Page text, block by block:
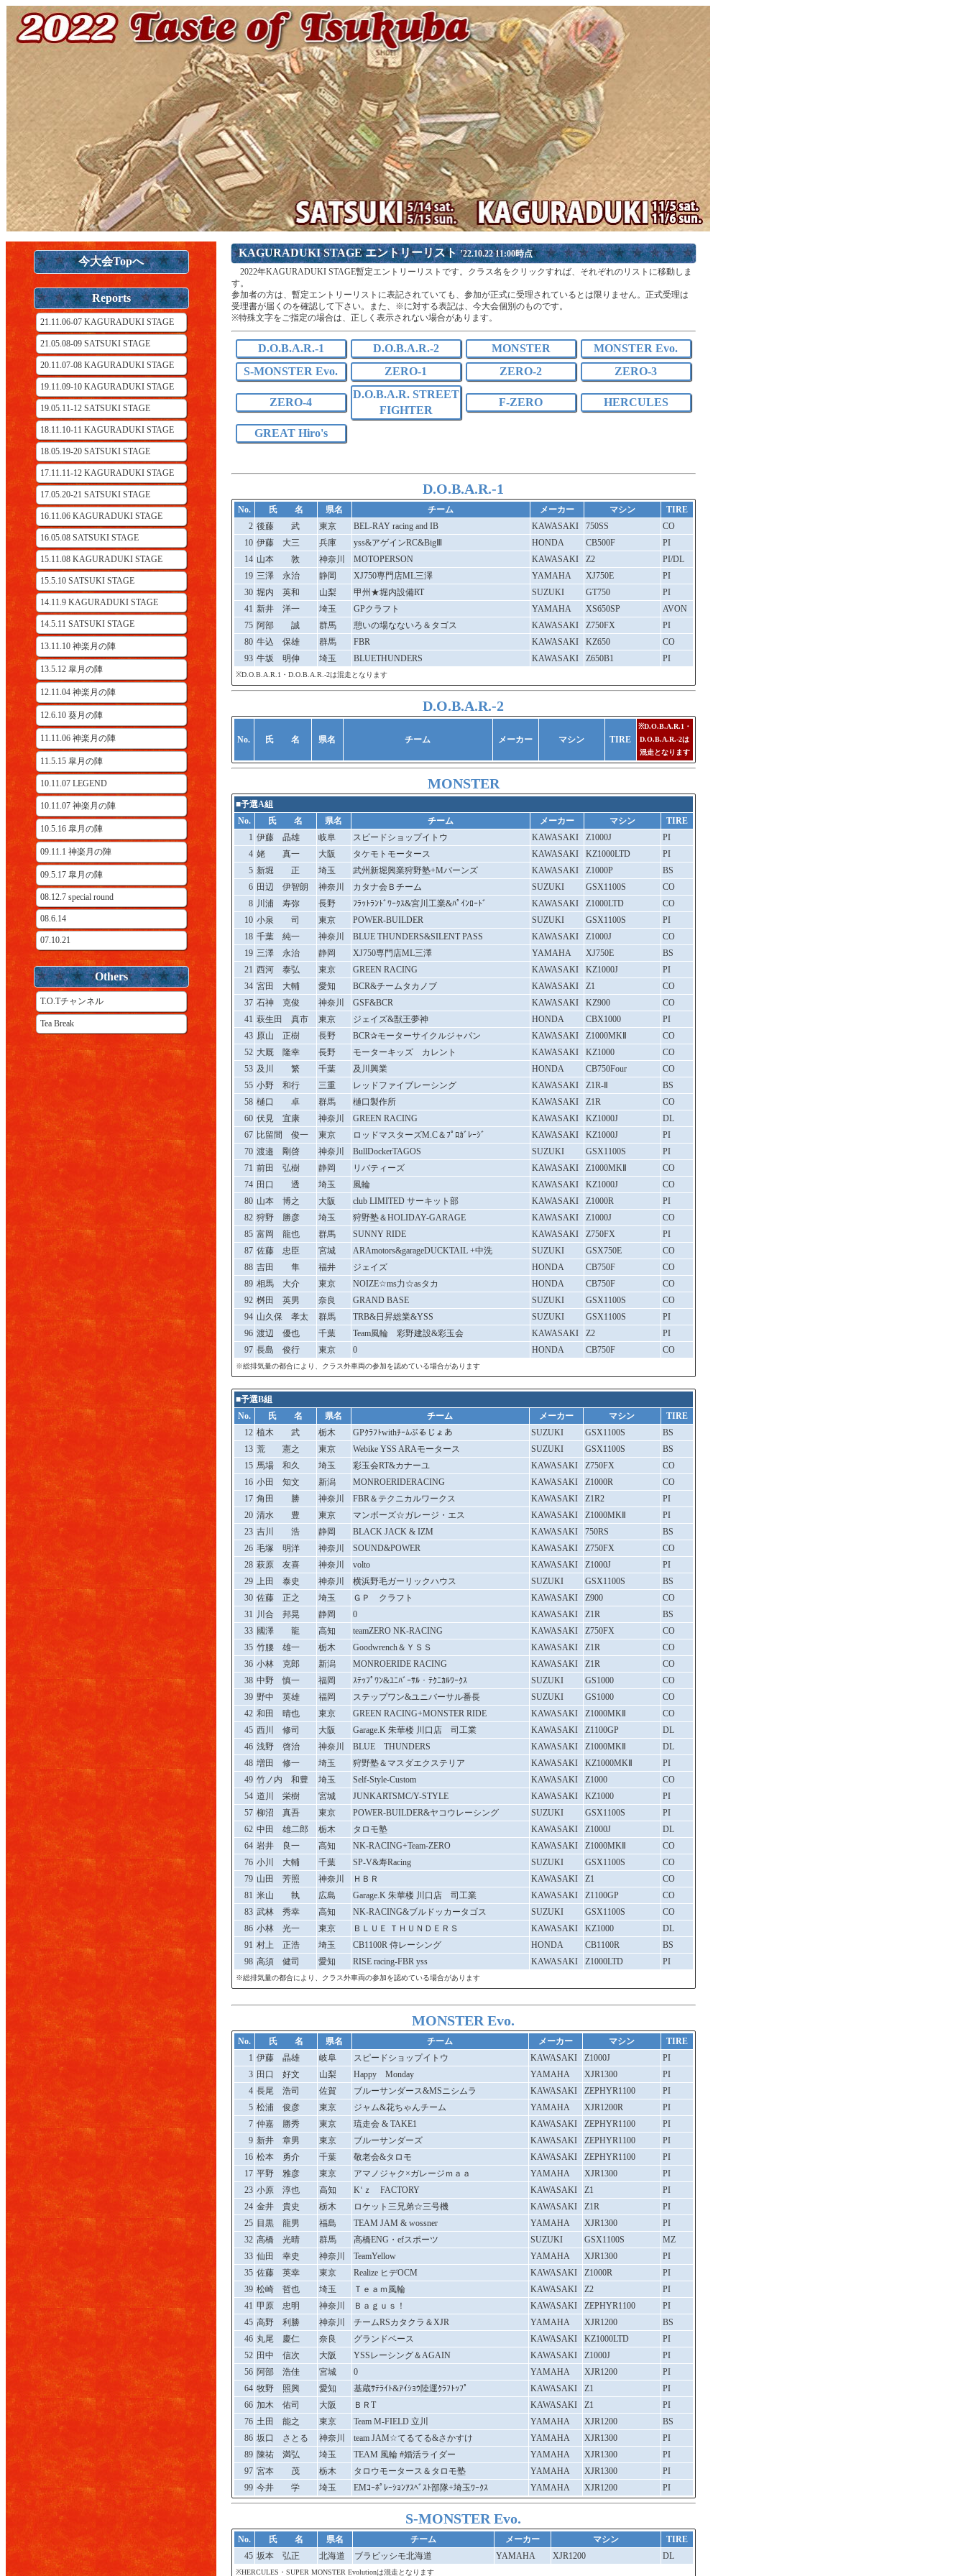
今大会Topへ
Reports
21.11.06-07 KAGURADUKI STAGE
21.05.08-09 SATSUKI STAGE
20.11.07-08 KAGURADUKI STAGE
19.11.09-10 KAGURADUKI STAGE
19.05.11-12 SATSUKI STAGE
18.11.10-11 KAGURADUKI STAGE
18.05.19-20 SATSUKI STAGE
17.11.11-12 KAGURADUKI STAGE
17.05.20-21 SATSUKI STAGE
16.11.06 KAGURADUKI STAGE
16.05.08 SATSUKI STAGE
15.11.08 KAGURADUKI STAGE
15.5.10 SATSUKI STAGE
14.11.9 KAGURADUKI STAGE
14.5.11 SATSUKI STAGE
13.11.10 神楽月の陣
13.5.12 皐月の陣
12.11.04 神楽月の陣
12.6.10 葵月の陣
11.11.06 神楽月の陣
11.5.15 皐月の陣
10.11.07 LEGEND
10.11.07 神楽月の陣
10.5.16 皐月の陣
09.11.1 神楽月の陣
09.5.17 皐月の陣
08.12.7 special round
08.6.14
07.10.21
Others
T.O.Tチャンネル
Tea Break
KAGURADUKI STAGE エントリーリスト’22.10.22 11:00時点
2022年KAGURADUKI STAGE暫定エントリーリストです。クラス名をクリックすれば、それぞれのリストに移動しま
す。
参加者の方は、暫定エントリーリストに表記されていても、参加が正式に受理されているとは限りません。正式受理は
受理書が届くのを確認して下さい。また、※に対する表記は、今大会個別のものです。
※特殊文字をご指定の場合は、正しく表示されない場合があります。
D.O.B.A.R.-1 D.O.B.A.R.-2 MONSTER
MONSTER Evo.
S-MONSTER Evo.
ZERO-1 ZERO-2 ZERO-3
ZERO-4
D.O.B.A.R. STREET
FIGHTER
F-ZERO HERCULES
GREAT Hiro's
D.O.B.A.R.-1
No. 氏 名 県名 チーム メーカー マシン
TIRE
2 後藤 武 東京 BEL-RAY racing and IB KAWASAKI 750SS
CO
10 伊藤 大三 兵庫 yss&アゲインRC&BigⅢ HONDA CB500F
PI
14 山本 敦 神奈川 MOTOPERSON KAWASAKI Z2
PI/DL
19 三澤 永治 静岡 XJ750専門店ML三澤 YAMAHA XJ750E
PI
30 堀内 英和 山梨 甲州★堀内設備RT SUZUKI GT750
PI
41 新井 洋一 埼玉 GPクラフト YAMAHA XS650SP
AVON
75 阿部 誠 群馬 憩いの場なないろ＆タゴス KAWASAKI Z750FX
PI
80 牛込 保雄 群馬 FBR KAWASAKI KZ650
CO
93 牛坂 明伸 埼玉 BLUETHUNDERS KAWASAKI Z650B1 PI
※D.O.B.A.R.1・D.O.B.A.R.-2は混走となります
D.O.B.A.R.-2
No. 氏 名 県名 チーム メーカー マシン TIRE
※D.O.B.A.R.1・
D.O.B.A.R.-2は
混走となります
MONSTER
■予選A組
No.
氏 名 県名 チーム メーカー マシン
TIRE
1 伊藤 晶雄 岐阜 スピードショップイトウ KAWASAKI Z1000J
PI
4 姥 真一 大阪 タケモトモータース KAWASAKI KZ1000LTD
PI
5 新堀 正 埼玉 武州新堀興業狩野塾+Mバーンズ KAWASAKI Z1000P
BS
6 田辺 伊智朗 神奈川 カタナ会Ｂチーム SUZUKI GSX1100S
CO
8 川浦 寿弥 長野 ﾌﾗｯﾄﾗﾝﾄﾞﾜｰｸｽ&宮川工業&ﾊﾟｲﾝﾛｰﾄﾞ KAWASAKI Z1000LTD
CO
10 小泉 司 東京 POWER-BUILDER SUZUKI GSX1100S
PI
18 千葉 純一 神奈川 BLUE THUNDERS&SILENT PASS KAWASAKI Z1000J
CO
19 三澤 永治 静岡 XJ750専門店ML三澤 YAMAHA XJ750E
BS
21 西河 泰弘 東京 GREEN RACING KAWASAKI KZ1000J
PI
34 宮田 大輔 愛知 BCR&チームタカノブ KAWASAKI Z1
CO
37 石神 克俊 神奈川 GSF&BCR KAWASAKI KZ900
CO
41 萩生田 真市 東京 ジェイズ&獣王夢神 HONDA CBX1000
PI
43 原山 正樹 長野 BCR✰モーターサイクルジャパン KAWASAKI Z1000MKⅡ
CO
52 大厩 隆幸 長野 モーターキッズ カレント KAWASAKI KZ1000
CO
53 及川 繁 千葉 及川興業 HONDA CB750Four
CO
55 小野 和行 三重 レッドファイブレーシング KAWASAKI Z1R-Ⅱ
BS
58 樋口 卓 群馬 樋口製作所 KAWASAKI Z1R
CO
60 伏見 宜康 神奈川 GREEN RACING KAWASAKI KZ1000J
DL
67 比留間 俊一 東京 ロッドマスターズM.C＆ﾌﾟﾛｶﾞﾚｰｼﾞ KAWASAKI KZ1000J
PI
70 渡邉 剛啓 神奈川 BullDockerTAGOS SUZUKI GSX1100S
PI
71 前田 弘樹 静岡 リバティーズ KAWASAKI Z1000MKⅡ
CO
74 田口 透 埼玉 風輪 KAWASAKI KZ1000J
CO
80 山本 博之 大阪 club LIMITED サーキット部 KAWASAKI Z1000R
PI
82 狩野 勝彦 埼玉 狩野塾＆HOLIDAY-GARAGE KAWASAKI Z1000J
CO
85 富岡 龍也 群馬 SUNNY RIDE KAWASAKI Z750FX
PI
87 佐藤 忠臣 宮城 ARAmotors&garageDUCKTAIL +中洗 SUZUKI GSX750E
CO
88 吉田 隼 福井 ジェイズ HONDA CB750F
CO
89 相馬 大介 東京 NOIZE☆ms力☆asタカ HONDA CB750F
CO
92 桝田 英男 奈良 GRAND BASE SUZUKI GSX1100S
CO
94 山久保 孝太 群馬 TRB&日昇総業&YSS SUZUKI GSX1100S
PI
96 渡辺 優也 千葉 Team風輪 彩野建設&彩玉会 KAWASAKI Z2
PI
97 長島 俊行 東京 0 HONDA CB750F CO
※総排気量の都合により、クラス外車両の参加を認めている場合があります
■予選B組
No.
氏 名 県名 チーム メーカー マシン
TIRE
12 植木 武 栃木 GPｸﾗﾌﾄwithﾁｰﾑぶるじょあ SUZUKI GSX1100S
BS
13 荒 憲之 東京 Webike YSS ARAモータース SUZUKI GSX1100S
BS
15 馬場 和久 埼玉 彩玉会RT&カナーユ KAWASAKI Z750FX
CO
16 小田 知文 新潟 MONROERIDERACING KAWASAKI Z1000R
CO
17 角田 勝 神奈川 FBR＆テクニカルワークス KAWASAKI Z1R2
PI
20 清水 豊 東京 マンボーズ☆ガレージ・エス KAWASAKI Z1000MKⅡ
PI
23 吉川 浩 静岡 BLACK JACK & IZM KAWASAKI 750RS
BS
26 毛塚 明洋 神奈川 SOUND&POWER KAWASAKI Z750FX
CO
28 萩原 友喜 神奈川 volto KAWASAKI Z1000J
PI
29 上田 泰史 神奈川 横浜野毛ガーリックハウス SUZUKI GSX1100S
BS
30 佐藤 正之 埼玉 ＧＰ クラフト KAWASAKI Z900
CO
31 川合 邦晃 静岡 0 KAWASAKI Z1R
BS
33 國澤 龍 高知 teamZERO NK-RACING KAWASAKI Z750FX
CO
35 竹腰 雄一 栃木 Goodwrench＆ＹＳＳ KAWASAKI Z1R
CO
36 小林 克郎 新潟 MONROERIDE RACING KAWASAKI Z1R
CO
38 中野 慎一 福岡 ｽﾃｯﾌﾟﾜﾝ&ﾕﾆﾊﾞｰｻﾙ・ﾃｸﾆｶﾙﾜｰｸｽ SUZUKI GS1000
CO
39 野中 英雄 福岡 ステップワン&ユニバーサル番長 SUZUKI GS1000
CO
42 和田 晴也 東京 GREEN RACING+MONSTER RIDE KAWASAKI Z1000MKⅡ
CO
45 西川 修司 大阪 Garage.K 朱華楼 川口店 司工業 KAWASAKI Z1100GP
DL
46 浅野 啓治 神奈川 BLUE THUNDERS KAWASAKI Z1000MKⅡ
DL
48 増田 修一 埼玉 狩野塾＆マスダエクステリア KAWASAKI KZ1000MKⅡ
PI
49 竹ノ内 和豊 埼玉 Self-Style-Custom KAWASAKI Z1000
CO
54 道川 栄樹 宮城 JUNKARTSMC/Y-STYLE KAWASAKI KZ1000
PI
57 柳沼 真吾 東京 POWER-BUILDER&ヤコウレーシング SUZUKI GSX1100S
PI
62 中田 雄二郎 栃木 タロモ塾 KAWASAKI Z1000J
DL
64 岩井 良一 高知 NK-RACING+Team-ZERO KAWASAKI Z1000MKⅡ
CO
76 小川 大輔 千葉 SP-V&寿Racing SUZUKI GSX1100S
CO
79 山田 芳照 神奈川 ＨＢＲ KAWASAKI Z1
CO
81 米山 執 広島 Garage.K 朱華楼 川口店 司工業 KAWASAKI Z1100GP
CO
83 武林 秀幸 高知 NK-RACING&ブルドッカータゴス SUZUKI GSX1100S
CO
86 小林 光一 東京 ＢＬＵＥ ＴＨＵＮＤＥＲＳ KAWASAKI KZ1000
DL
91 村上 正浩 埼玉 CB1100R 侍レーシング HONDA CB1100R
BS
98 高須 健司 愛知 RISE racing-FBR yss KAWASAKI Z1000LTD PI
※総排気量の都合により、クラス外車両の参加を認めている場合があります
MONSTER Evo.
No. 氏 名 県名 チーム メーカー マシン
TIRE
1 伊藤 晶雄 岐阜 スピードショップイトウ KAWASAKI Z1000J
PI
3 田口 好文 山梨 Happy Monday YAMAHA XJR1300
PI
4 長尾 浩司 佐賀 ブルーサンダース&MSニシムラ KAWASAKI ZEPHYR1100
PI
5 松浦 俊彦 東京 ジャム&花ちゃんチーム YAMAHA XJR1200R
PI
7 仲嘉 勝秀 東京 琉走会 & TAKE1 KAWASAKI ZEPHYR1100
PI
9 新井 章男 東京 ブルーサンダーズ KAWASAKI ZEPHYR1100
PI
16 松本 勇介 千葉 敬老会&タロモ KAWASAKI ZEPHYR1100
PI
17 平野 雅彦 東京 アマノジャク×ガレージｍａａ YAMAHA XJR1300
PI
23 小原 淳也 高知 K‘ｚ FACTORY KAWASAKI Z1
PI
24 金井 貴史 栃木 ロケット三兄弟☆三号機 KAWASAKI Z1R
PI
25 目黒 龍男 福島 TEAM JAM & wossner YAMAHA XJR1300
PI
32 高橋 光晴 群馬 高橋ENG・efスポーツ SUZUKI GSX1100S
MZ
33 仙田 幸史 神奈川 TeamYellow YAMAHA XJR1300
PI
35 佐藤 英幸 東京 Realize ヒデOCM KAWASAKI Z1000R
PI
39 松崎 哲也 埼玉 Ｔｅａｍ風輪 KAWASAKI Z2
PI
41 甲原 忠明 神奈川 Ｂａｇｕｓ！ KAWASAKI ZEPHYR1100
PI
45 高野 利勝 神奈川 チームRSカタクラ＆XJR YAMAHA XJR1200
BS
46 丸尾 慶仁 奈良 グランドベース KAWASAKI KZ1000LTD
PI
52 田中 信次 大阪 YSSレーシング＆AGAIN KAWASAKI Z1000J
PI
56 阿部 浩佳 宮城 0 YAMAHA XJR1200
PI
64 牧野 照興 愛知 基蔵ｻﾃﾗｲﾄ&ｱｲｼｮｳ陸運ｸﾗﾌﾄｯﾌﾟ KAWASAKI Z1
PI
66 加木 佑司 大阪 ＢＲT KAWASAKI Z1
PI
76 土田 能之 東京 Team M-FIELD 立川 YAMAHA XJR1200
BS
86 坂口 さとる 神奈川 team JAM☆てるてる&さかすけ YAMAHA XJR1300
PI
89 陳祐 満弘 埼玉 TEAM 風輪 #婚活ライダー YAMAHA XJR1300
PI
97 宮本 茂 栃木 タロウモータース＆タロモ塾 YAMAHA XJR1300
PI
99 今井 学 埼玉 EMｺｰﾎﾟﾚｰｼｮﾝｱｽﾍﾞｽﾄ部隊+埼玉ﾜｰｸｽ YAMAHA XJR1200 PI
S-MONSTER Evo.
No. 氏 名 県名 チーム メーカー マシン
TIRE
45 坂本 弘正 北海道 ブラビッシモ北海道 YAMAHA XJR1200 DL
※HERCULES・SUPER MONSTER Evolutionは混走となります